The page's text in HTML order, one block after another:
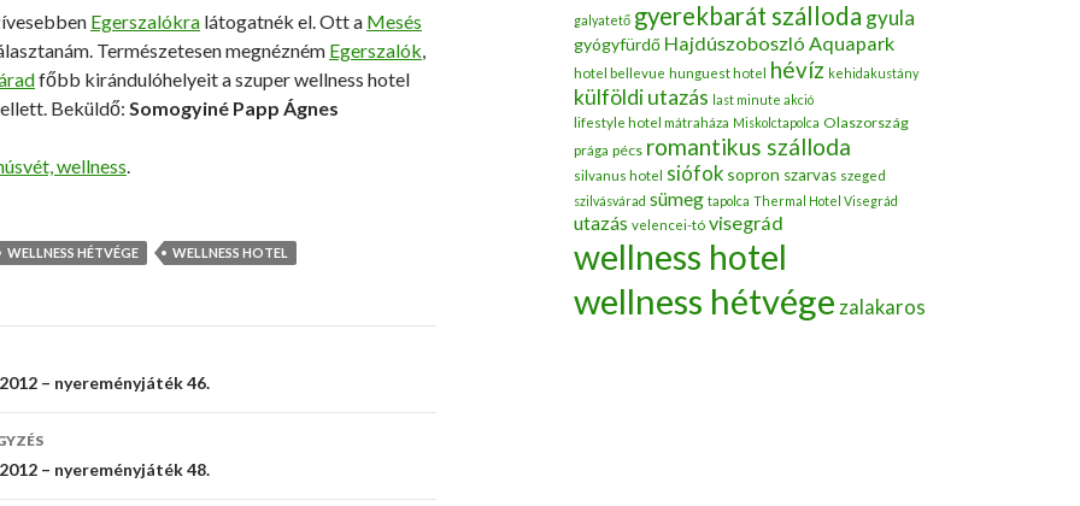
Egerszalókra látogatnék el. Ott a Mesés
Természetesen megnézném Egerszalók,
főbb kirándulóhelyeit a szuper wellness hotel
Beküldő: Somogyiné Papp Ágnes
wellness.
WELLNESS HÉTVÉGE WELLNESS HOTEL
– nyereményjáték 46.
– nyereményjáték 48.
galyatető gyerekbarát szálloda gyula
gyógyfürdő Hajdúszoboszló Aquapark
hotel bellevue hunguest hotel hévíz kehidakustány
külföldi utazás last minute akció
lifestyle hotel mátraháza Miskolctapolca Olaszország
prága pécs romantikus szálloda
silvanus hotel siófok sopron szarvas szeged
szilvásvárad sümeg tapolca Thermal Hotel Visegrád
utazás velencei-tó visegrád
wellness hotel
wellness hétvége zalakaros